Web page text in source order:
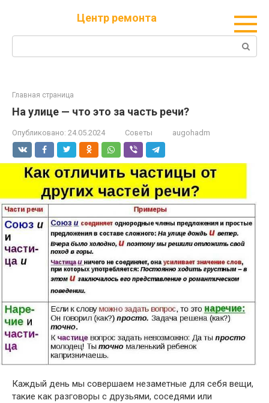
Центр ремонта
Поиск:
Главная страница
На улице — что это за часть речи?
Опубликовано: 24.05.2024 Советы augohadm
Каждый день мы совершаем незаметные для себя вещи,
такие как разговоры с друзьями, соседями или